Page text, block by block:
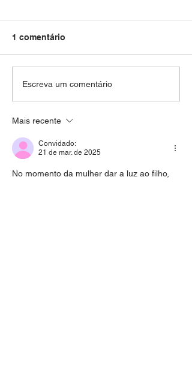
RTN Educação debate
papel do PNAE na
alimentar nas escolas
1 comentário
Escreva um comentário
Mais recente
Convidado:
21 de mar. de 2025
No momento da mulher dar a luz ao filho,